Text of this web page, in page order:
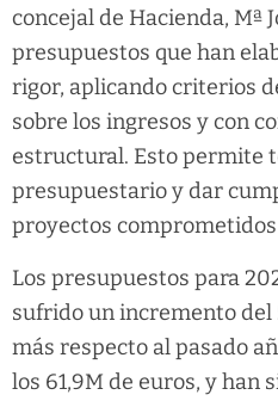
concejal de Hacienda, Mª
presupuestos que han
rigor, aplicando criterios
sobre los ingresos y con
estructural. Esto permite
presupuestario y dar
proyectos comprometidos
Los presupuestos para
sufrido un incremento del
más respecto al pasado
los 61,9M de euros, y han